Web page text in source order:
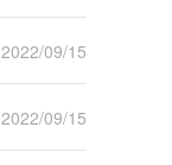
2022/09/15
2022/09/15